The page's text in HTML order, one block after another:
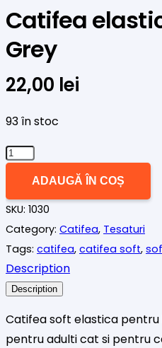
Catifea
Grey
22,00 lei
93 în stoc
Cantitate
soft
Pearl
Grey
ADAUGĂ ÎN COȘ
SKU: 1030
Category: Catifea, Tesaturi
Tags: catifea, catifea soft,
Description
Description
Catifea soft elastica pentru
pentru adulti cat si pentru